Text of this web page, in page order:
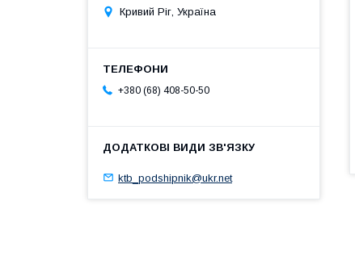
Кривий Ріг, Україна
+380 (68) 408-50-50
ktb_podshipnik@ukr.net